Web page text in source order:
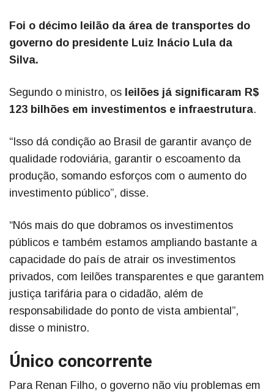
Foi o décimo leilão da área de transportes do
governo do presidente Luiz Inácio Lula da
Silva.
Segundo o ministro, os leilões já significaram R$
123 bilhões em investimentos e infraestrutura.
“Isso dá condição ao Brasil de garantir avanço de
qualidade rodoviária, garantir o escoamento da
produção, somando esforços com o aumento do
investimento público”, disse.
“Nós mais do que dobramos os investimentos
públicos e também estamos ampliando bastante a
capacidade do país de atrair os investimentos
privados, com leilões transparentes e que garantem
justiça tarifária para o cidadão, além de
responsabilidade do ponto de vista ambiental”,
disse o ministro.
Único concorrente
Para Renan Filho, o governo não viu problemas em